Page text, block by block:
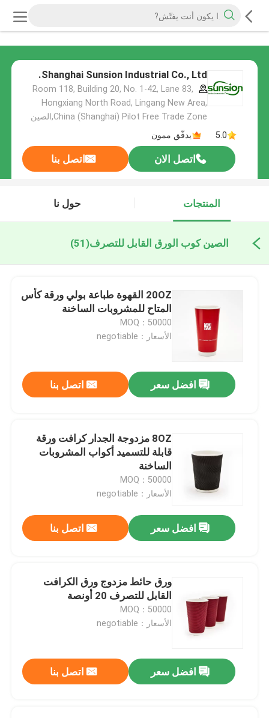
Shanghai Sunsion Industrial Co., Ltd.
Room 118, Building 20, No. 1-42, Lane 83,
Hongxiang North Road, Lingang New Area,
China (Shanghai) Pilot Free Trade Zone,الصين
5.0
يدقّق ممون
اتصل الان اتصل بنا
المنتجات حول نا
الصين كوب الورق القابل للتصرف(51)
20OZ القهوة طباعة بولي ورقة كأس
المتاح للمشروبات الساخنة
MOQ：50000
الأسعار：negotiable
افضل سعر اتصل بنا
8OZ مزدوجة الجدار كرافت ورقة
قابلة للتسميد أكواب المشروبات
الساخنة
MOQ：50000
الأسعار：negotiable
افضل سعر اتصل بنا
ورق حائط مزدوج ورق الكرافت
القابل للتصرف 20 أونصة
MOQ：50000
الأسعار：negotiable
افضل سعر اتصل بنا